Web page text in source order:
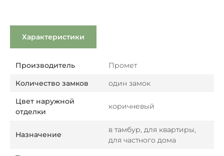
Характеристики
Производитель
Промет
Количество замков
один замок
Цвет наружной
отделки
коричневый
Назначение
в тамбур, для квартиры,
для частного дома